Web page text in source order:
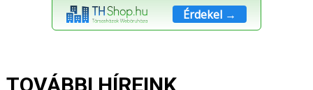
Érdekel →
TOVÁBBI HÍREINK